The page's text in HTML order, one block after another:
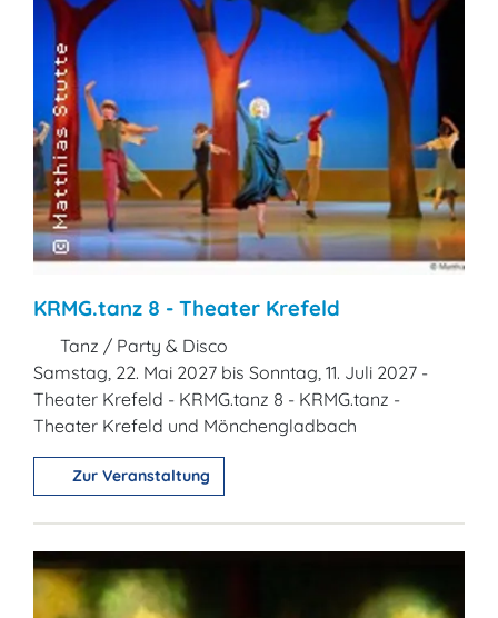
KRMG.tanz 8 - Theater Krefeld
Tanz / Party & Disco
Samstag, 22. Mai 2027 bis Sonntag, 11. Juli 2027 -
Theater Krefeld - KRMG.tanz 8 - KRMG.tanz -
Theater Krefeld und Mönchengladbach
Zur Veranstaltung